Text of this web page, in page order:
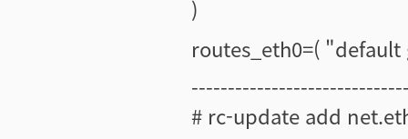
)
routes_eth0=( "default
# rc-update add